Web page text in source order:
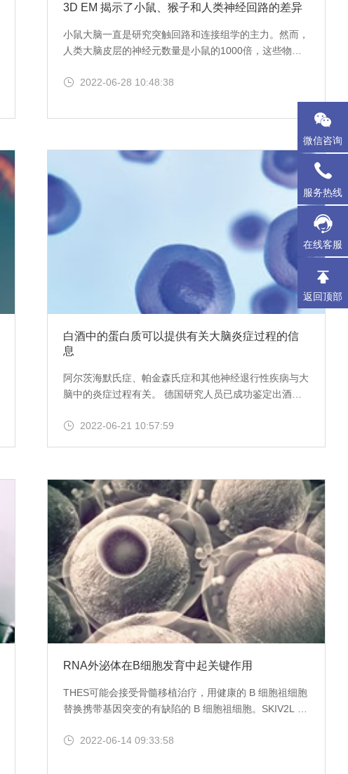
3D EM 揭示了小鼠、猴子和人类神经回路的差异
小鼠大脑一直是研究突触回路和连接组学的主力。然而，
人类大脑皮层的神经元数量是小鼠的1000倍，这些物种
2022-06-28 10:48:38
白酒中的蛋白质可以提供有关大脑炎症过程的信
息
阿尔茨海默氏症、帕金森氏症和其他神经退行性疾病与大
脑中的炎症过程有关。 德国研究人员已成功鉴定出酒中
信息。 作为所谓的生物标志物，这些蛋白质可以帮助更
2022-06-21 10:57:59
RNA外泌体在B细胞发育中起关键作用
THES可能会接受骨髓移植治疗，用健康的 B 细胞祖细胞
替换携带基因突变的有缺陷的 B 细胞祖细胞。SKIV2L 可
活跃的 B 细胞起着关键作用。通过抑制该基因的活性，
2022-06-14 09:33:58
微信咨询
服务热线
在线客服
返回顶部